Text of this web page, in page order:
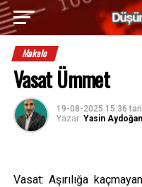
Makale
Vasat Ümmet
19-08-2025 15:36
Yazar: Yasin Aydoğan
Vasat: Aşırılığa